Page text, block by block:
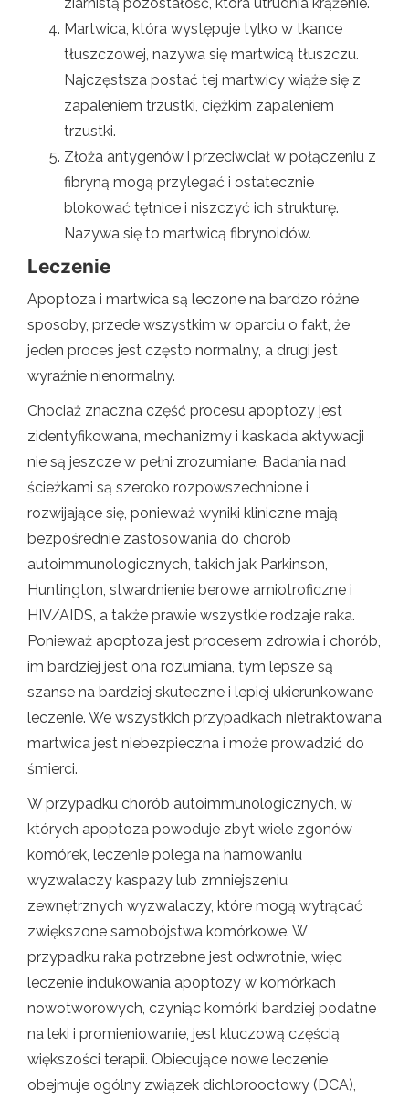
Martwica, która występuje tylko w tkance
tłuszczowej, nazywa się martwicą tłuszczu.
Najczęstsza postać tej martwicy wiąże się z
zapaleniem trzustki, ciężkim zapaleniem
trzustki.
Złoża antygenów i przeciwciał w połączeniu z
fibryną mogą przylegać i ostatecznie
blokować tętnice i niszczyć ich strukturę.
Nazywa się to martwicą fibrynoidów.
Leczenie
Apoptoza i martwica są leczone na bardzo różne
sposoby, przede wszystkim w oparciu o fakt, że
jeden proces jest często normalny, a drugi jest
wyraźnie nienormalny.
Chociaż znaczna część procesu apoptozy jest
zidentyfikowana, mechanizmy i kaskada aktywacji
nie są jeszcze w pełni zrozumiane. Badania nad
ścieżkami są szeroko rozpowszechnione i
rozwijające się, ponieważ wyniki kliniczne mają
bezpośrednie zastosowania do chorób
autoimmunologicznych, takich jak Parkinson,
Huntington, stwardnienie berowe amiotroficzne i
HIV/AIDS, a także prawie wszystkie rodzaje raka.
Ponieważ apoptoza jest procesem zdrowia i chorób,
im bardziej jest ona rozumiana, tym lepsze są
szanse na bardziej skuteczne i lepiej ukierunkowane
leczenie. We wszystkich przypadkach nietraktowana
martwica jest niebezpieczna i może prowadzić do
śmierci.
W przypadku chorób autoimmunologicznych, w
których apoptoza powoduje zbyt wiele zgonów
komórek, leczenie polega na hamowaniu
wyzwalaczy kaspazy lub zmniejszeniu
zewnętrznych wyzwalaczy, które mogą wytrącać
zwiększone samobójstwa komórkowe. W
przypadku raka potrzebne jest odwrotnie, więc
leczenie indukowania apoptozy w komórkach
nowotworowych, czyniąc komórki bardziej podatne
na leki i promieniowanie, jest kluczową częścią
większości terapii. Obiecujące nowe leczenie
obejmuje ogólny związek dichlorooctowy (DCA),